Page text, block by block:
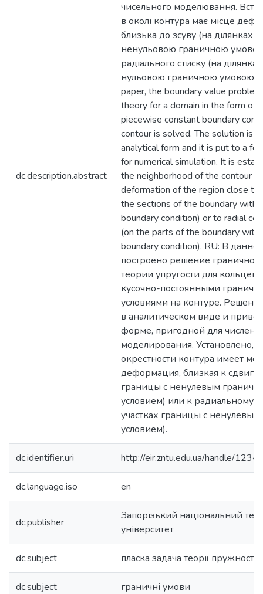
dc.description.abstract
чисельного моделювання.
в околі контура має місце
близька до зсуву (на ділянках
ненульовою граничною
радіального стиску (на
нульовою граничною умовою).
paper, the boundary value
theory for a domain in the form of
piecewise constant boundary
contour is solved. The solution is
analytical form and it is put to a
for numerical simulation. It is
the neighborhood of the contour
deformation of the region close to
the sections of the boundary with
boundary condition) or to radial
(on the parts of the boundary with
boundary condition). RU: В
построено решение граничной
теории упругости для
кусочно-постоянными
условиями на контуре.
в аналитическом виде и
форме, пригодной для
моделирования. Установлено,
окрестности контура имеет
деформация, близкая к сдвигу
границы с ненулевым
условием) или к радиальному
участках границы с
условием).
dc.identifier.uri http://eir.zntu.edu.ua/handle/
dc.language.iso en
dc.publisher
Запорізький національний
університет
dc.subject пласка задача теорії пружності
dc.subject граничні умови